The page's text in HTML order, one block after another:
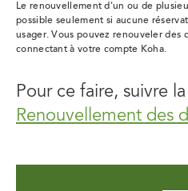
Le renouvellement d'un ou de
possible seulement si aucune
usager. Vous pouvez renouveler des
connectant à votre compte Koha.
Pour ce faire, suivre
Renouvellement des